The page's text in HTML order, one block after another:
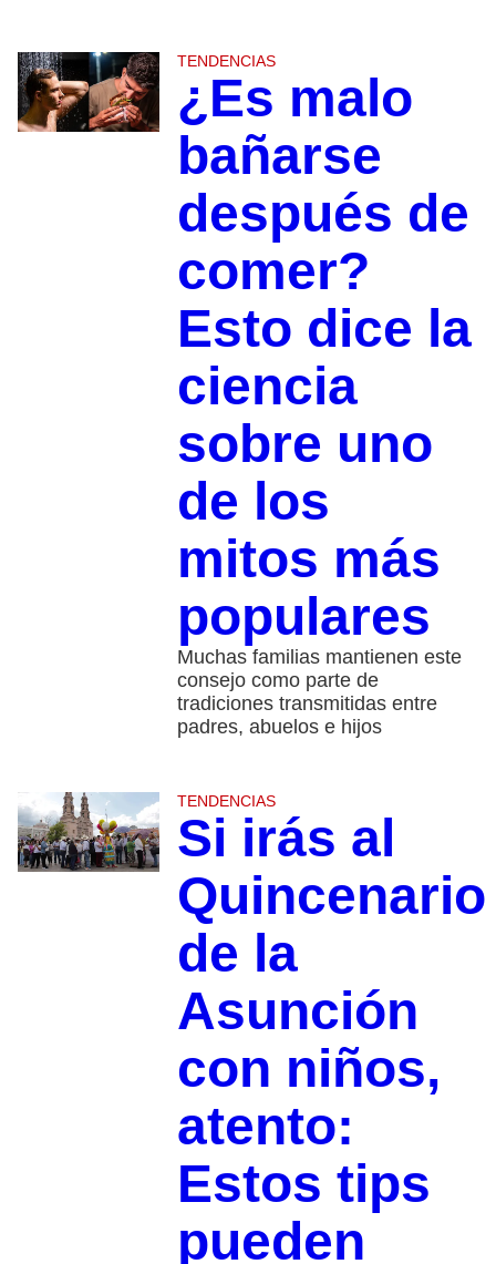
TENDENCIAS
¿Es malo
bañarse
después de
comer?
Esto dice la
ciencia
sobre uno
de los
mitos más
populares
Muchas familias mantienen este
consejo como parte de
tradiciones transmitidas entre
padres, abuelos e hijos
TENDENCIAS
Si irás al
Quincenario
de la
Asunción
con niños,
atento:
Estos tips
pueden